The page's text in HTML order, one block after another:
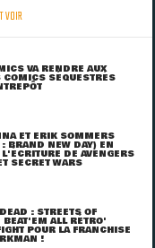
VOIR
VA RENDRE AUX
COMICS SÉQUESTRÉS
ET ERIK SOMMERS
BRAND NEW DAY) EN
DE AVENGERS
SECRET WARS
: STREETS OF
BEAT'EM ALL RÉTRO'
POUR LA FRANCHISE
!